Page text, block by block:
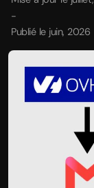
Publié le juin, 2026
-